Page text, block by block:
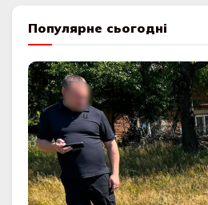
Популярне сьогодні